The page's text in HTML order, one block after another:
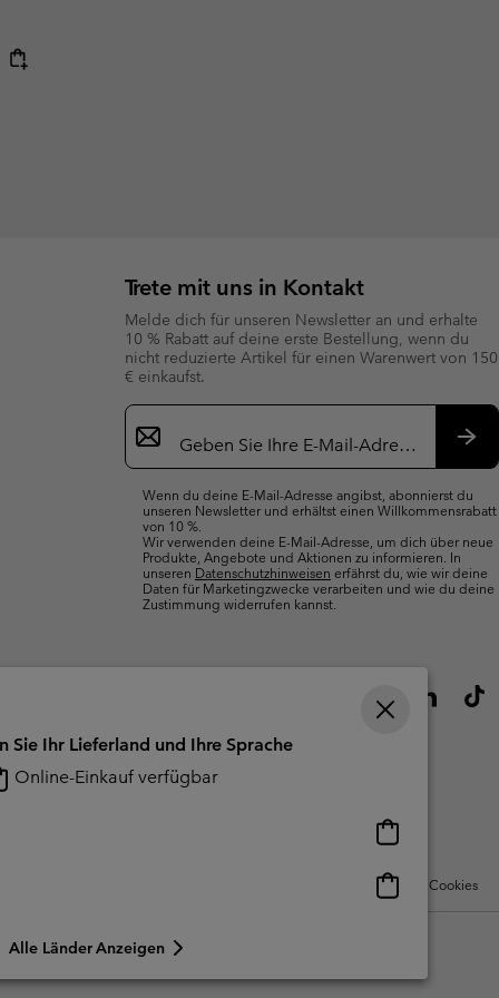
Trete mit uns in Kontakt
Melde dich für unseren Newsletter an und erhalte
10 % Rabatt auf deine erste Bestellung, wenn du
nicht reduzierte Artikel für einen Warenwert von 150
€ einkaufst.
Newsletter-
Anmeldung
Wenn du deine E-Mail-Adresse angibst, abonnierst du
unseren Newsletter und erhältst einen Willkommensrabatt
von 10 %.
Wir verwenden deine E-Mail-Adresse, um dich über neue
Produkte, Angebote und Aktionen zu informieren. In
unseren Datenschutzhinweisen erfährst du, wie wir deine
Daten für Marketingzwecke verarbeiten und wie du deine
Zustimmung widerrufen kannst.
Impressum Cookies
Sie Ihr Lieferland und Ihre Sprache
Online-Einkauf verfügbar
Online-
Einkauf
verfügbar
Online-
Einkauf
Alle Länder Anzeigen